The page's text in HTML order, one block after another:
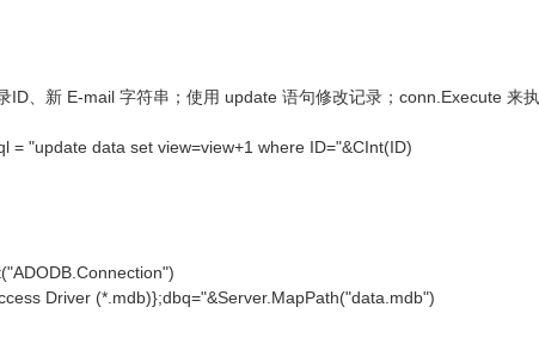
、新 E-mail 字符串；使用 update 语句修改记录；conn.Execute 来执
"update data set view=view+1 where ID="&CInt(ID)
Driver (*.mdb)};dbq="&Server.MapPath("data.mdb")